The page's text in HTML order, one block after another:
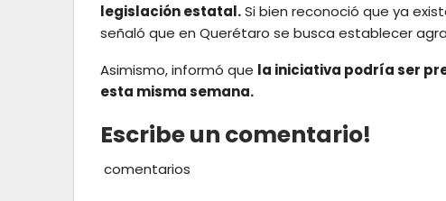
legislación estatal.Si bien reconoció que ya
señaló que en Querétaro se busca establecer
Asimismo, informó que la iniciativa podría ser
esta misma semana.
Escribe un comentario!
comentarios